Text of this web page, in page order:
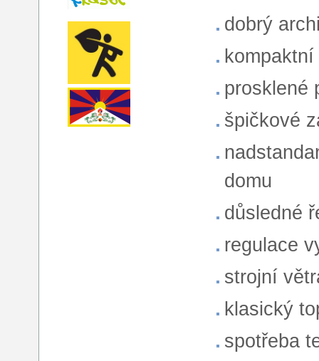
dobrý
prosklené
špičkové
domu
důsledné
regulace
strojní
klasický
spotřeba